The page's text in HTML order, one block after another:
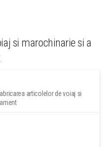
si marochinarie si a
articolelor de voiaj si